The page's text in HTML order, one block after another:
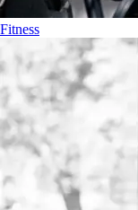
Fitness